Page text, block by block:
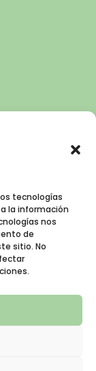
tecnologías
la información
nos
de
sitio. No